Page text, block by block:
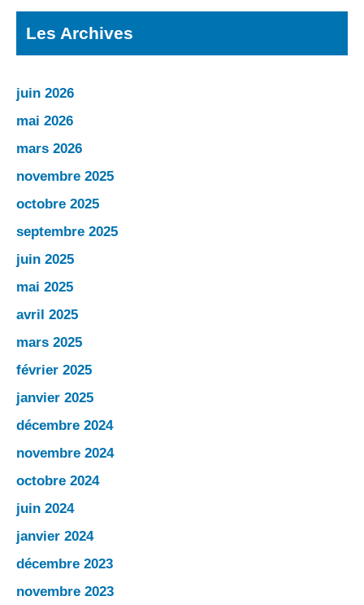
Les Archives
juin 2026
mai 2026
mars 2026
novembre 2025
octobre 2025
septembre 2025
juin 2025
mai 2025
avril 2025
mars 2025
février 2025
janvier 2025
décembre 2024
novembre 2024
octobre 2024
juin 2024
janvier 2024
décembre 2023
novembre 2023